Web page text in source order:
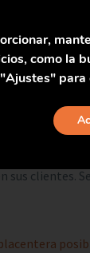
y los
sus
como la
"Ajustes" para